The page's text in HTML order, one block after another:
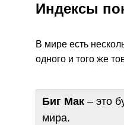
Индексы
В мире есть
одного и того же
Биг Мак – это
мира.